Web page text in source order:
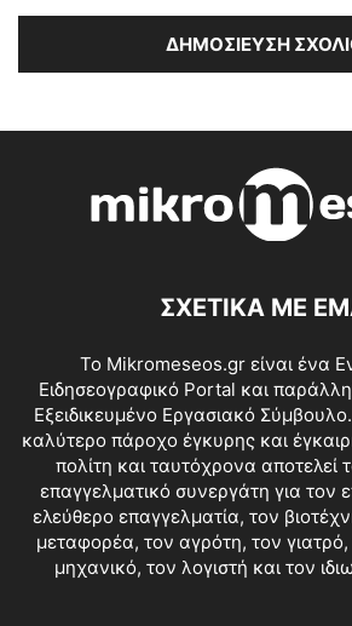
ΣΧΕΤΙΚΑ ΜΕ
Το Mikromeseos.gr είναι ένα
Ειδησεογραφικό Portal και
Εξειδικευμένο Εργασιακό
καλύτερο πάροχο έγκυρης και
πολίτη και ταυτόχρονα αποτελεί
επαγγελματικό συνεργάτη για τον
ελεύθερο επαγγελματία, τον
μεταφορέα, τον αγρότη, τον γιατρό,
μηχανικό, τον λογιστή και τον